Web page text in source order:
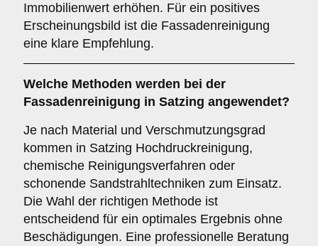
Immobilienwert erhöhen. Für ein positives
Erscheinungsbild ist die Fassadenreinigung
eine klare Empfehlung.
Welche Methoden werden bei der
Fassadenreinigung in Satzing angewendet?
Je nach Material und Verschmutzungsgrad
kommen in Satzing Hochdruckreinigung,
chemische Reinigungsverfahren oder
schonende Sandstrahltechniken zum Einsatz.
Die Wahl der richtigen Methode ist
entscheidend für ein optimales Ergebnis ohne
Beschädigungen. Eine professionelle Beratung